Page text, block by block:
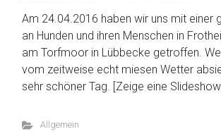
Am 24.04.2016 haben wir uns mit einer
an Hunden und ihren Menschen in
am Torfmoor in Lübbecke getroffen.
vom zeitweise echt miesen Wetter
sehr schöner Tag. [Zeige eine
Allgemein